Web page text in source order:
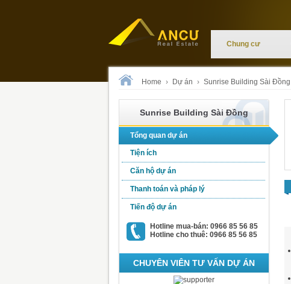
Chung cư
Home › Dự án › Sunrise Building Sài Đồng
Sunrise Building Sài Đồng
Tổng quan dự án
Tiện ích
Căn hộ dự án
Thanh toán và pháp lý
Tiến độ dự án
Hotline mua-bán: 0966 85 56 85
Hotline cho thuê: 0966 85 56 85
CHUYÊN VIÊN TƯ VẤN DỰ ÁN